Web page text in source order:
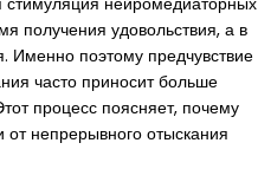
получения удовольствия, а в
Именно поэтому предчувствие
часто приносит больше
процесс поясняет, почему
непрерывного отыскания